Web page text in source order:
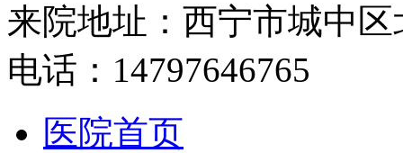
来院地址：西宁市城中区
电话：14797646765
医院首页